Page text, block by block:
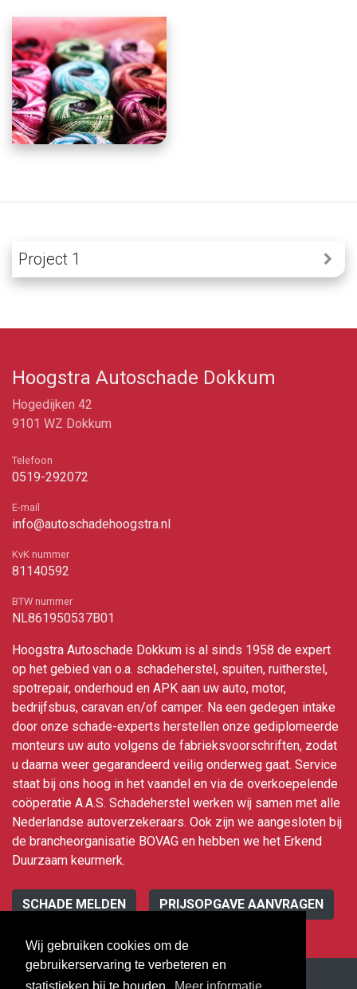
Wij gebruiken cookies om de
gebruikerservaring te verbeteren en
Project 1
Hoogstra Autoschade Dokkum
Hogedijken 42
9101 WZ Dokkum
Telefoon
0519-292072
E-mail
info@autoschadehoogstra.nl
KvK nummer
81140592
BTW nummer
NL861950537B01
Hoogstra Autoschade Dokkum is al sinds 1958 de expert
op het gebied van o.a. schadeherstel, spuiten, ruitherstel,
spotrepair, onderhoud en APK aan uw auto, motor,
bedrijfsbus, caravan en/of camper. Na een gedegen intake
door onze schade-experts herstellen onze gediplomeerde
monteurs uw auto volgens de fabrieksvoorschriften, zodat
u daarna weer gegarandeerd veilig onderweg gaat. Service
staat bij ons hoog in het vaandel en via de overkoepelende
coöperatie A.A.S. Schadeherstel werken wij samen met alle
Nederlandse autoverzekeraars. Ook zijn we aangesloten bij
de brancheorganisatie BOVAG en hebben we het Erkend
Duurzaam keurmerk.
SCHADE MELDEN PRIJSOPGAVE AANVRAGEN